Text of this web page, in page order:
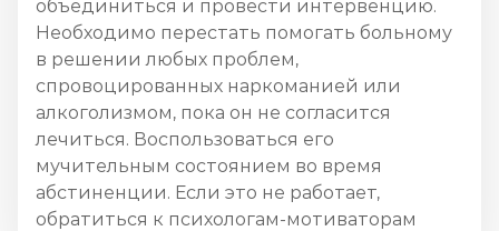
объединиться и провести интервенцию.
Необходимо перестать помогать больному
в решении любых проблем,
спровоцированных наркоманией или
алкоголизмом, пока он не согласится
лечиться. Воспользоваться его
мучительным состоянием во время
абстиненции. Если это не работает,
обратиться к психологам-мотиваторам